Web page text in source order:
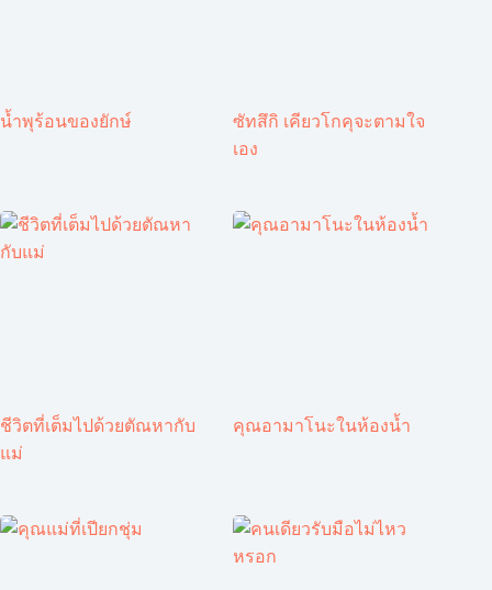
น้ำพุร้อนของยักษ์
ซัทสึกิ เคียวโกคุจะตามใจ
เอง
ชีวิตที่เต็มไปด้วยตัณหากับ
แม่
คุณอามาโนะในห้องน้ำ